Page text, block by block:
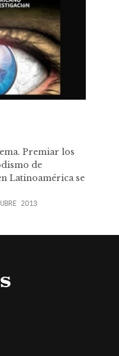
Premiar los
de
Latinoamérica se
2013